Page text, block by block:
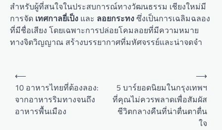
สำหรับผู้ที่สนใจในประสบการณ์ทางวัฒนธรรม เชียงใหม่มี
การจัด เทศกาลยี่เป็ง และ ลอยกระทงซึ่งเป็นการเฉลิมฉลอง
ที่มีชื่อเสียง โดยเฉพาะการปล่อยโคมลอยที่มีความหมาย
ทางจิตวิญญาณ สร้างบรรยากาศที่มหัศจรรย์และน่าจดจำ
⟵
10 อาหารไทยที่ต้องลอง:
จากอาหารริมทางจนถึง
อาหารพื้นเมือง
5 บาร์ยอดนิยมในกรุงเทพฯ
ที่คุณไม่ควรพลาดเพื่อสัมผัส
ชีวิตกลางคืนที่น่าตื่นตาตื่น
ใจ
⟶